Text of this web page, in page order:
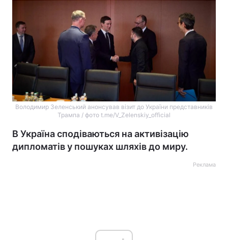
Володимир Зеленський анонсував візит до України представників
Трампа / фото t.me/V_Zelenskiy_official
В Україна сподіваються на активізацію
дипломатів у пошуках шляхів до миру.
Реклама